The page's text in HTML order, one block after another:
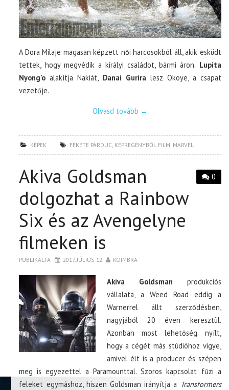
A Dora Milaje magasan képzett női harcosokból áll, akik esküdt
tettek, hogy megvédik a királyi családot, bármi áron. Lupita
Nyong’o alakítja Nakiát, Danai Gurira lesz Okoye, a csapat
vezetője.
Olvasd tovább →
KÉPEK FEKETE PÁRDUC, KÉPREGÉNYBŐL FILM, MARVEL
0
Akiva Goldsman
dolgozhat a Rainbow
Six és az Avengelyne
filmeken is
PUBLIKÁLTA 2017. JÚLIUS 12. KOIMBRA
Akiva Goldsman produkciós
vállalata, a Weed Road eddig a
Warnerrel állt szerződésben,
nagyjából 20 éven keresztül.
Azonban most lehetőség nyílt,
hogy a cégét más stúdióhoz vigye,
amivel élt is a producer és szépen
meg is egyezettel a Paramounttal. Szoros kapcsolat fűzi a
feleket egymáshoz, hiszen Goldsman irányítja a Transformers